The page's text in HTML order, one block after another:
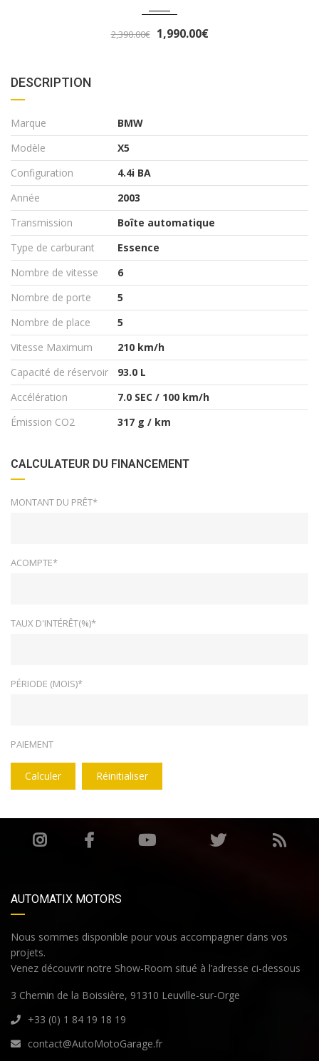
1,990.00€
DESCRIPTION
Marque
BMW
Modèle
X5
Configuration
4.4i BA
Année
2003
Transmission
Boîte automatique
Type de carburant
Essence
Nombre de vitesse
6
Nombre de porte
5
Nombre de place
5
Vitesse Maximum
210 km/h
Capacité de réservoir
93.0 L
Accélération
7.0 SEC / 100 km/h
Émission CO2
317 g / km
CALCULATEUR DU FINANCEMENT
MONTANT DU PRÊT*
ACOMPTE*
TAUX D'INTÉRÊT(%)*
PÉRIODE (MOIS)*
PAIEMENT
Calculer Réinitialiser
AUTOMATIX MOTORS
Nous sommes disponible pour vous accompagner dans vos
projets.
Venez découvrir notre Show-Room situé à l’adresse ci-dessous
3 Chemin de la Boissière, 91310 Leuville-sur-Orge
+33 (0) 1 84 19 18 19
contact@AutoMotoGarage.fr